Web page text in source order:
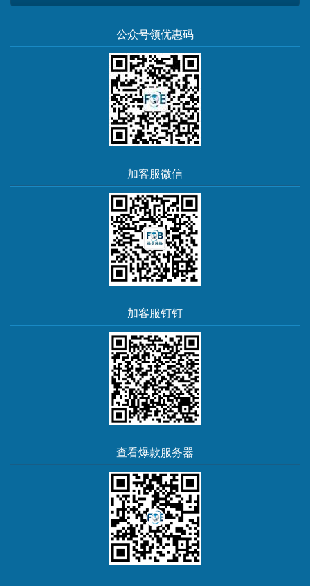
公众号领优惠码
加客服微信
加客服钉钉
查看爆款服务器